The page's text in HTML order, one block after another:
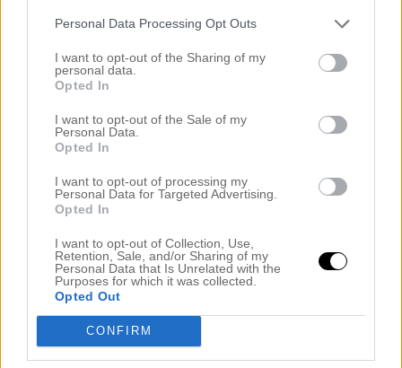
Personal Data Processing Opt Outs
I want to opt-out of the Sharing of my
personal data.
Opted In
I want to opt-out of the Sale of my
Personal Data.
Opted In
I want to opt-out of processing my
Personal Data for Targeted Advertising.
Opted In
I want to opt-out of Collection, Use,
Retention, Sale, and/or Sharing of my
Personal Data that Is Unrelated with the
Purposes for which it was collected.
Opted Out
CONFIRM
BACKSTAGE @KMFUTURELOVE
4 juni 2018, 07:26
God morgon finisar! Vilken dag vi hade igår, så
intensiv och spännande. Hela event hålls i denna
tågstation på något vis. Vi startade dagen men en
övermaffig frukost på hotellet, sedan stod det en bil
och väntade på oss för att ta oss just hit. På
morgonen och […]